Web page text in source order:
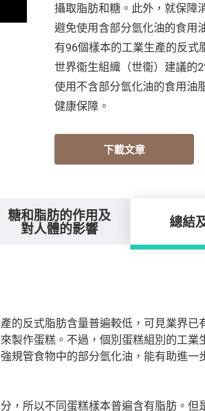
攝取脂肪和糖。此外，就保障
避免使用含部分氫化油的食用
有96個樣本的工業生產的反
世界衞生組織（世衞）建議的
使用不含部分氫化油的食用油
健康保障。
下載文章
糖和脂肪的作用及
對人體的影響 總結
的反式脂肪含量普遍較低，可見業界已
製作蛋糕。不過，個別蛋糕組別的工業
規管食物中的部分氫化油，能有助進一
，所以不同蛋糕樣本普遍含有脂肪。但